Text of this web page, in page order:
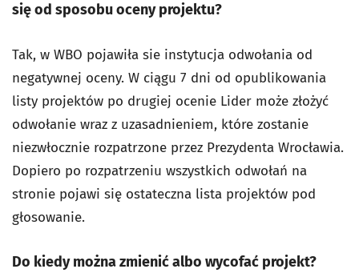
się od sposobu oceny projektu?
Tak, w WBO pojawiła sie instytucja odwołania od
negatywnej oceny. W ciągu 7 dni od opublikowania
listy projektów po drugiej ocenie Lider może złożyć
odwołanie wraz z uzasadnieniem, które zostanie
niezwłocznie rozpatrzone przez Prezydenta Wrocławia.
Dopiero po rozpatrzeniu wszystkich odwołań na
stronie pojawi się ostateczna lista projektów pod
głosowanie.
Do kiedy można zmienić albo wycofać projekt?